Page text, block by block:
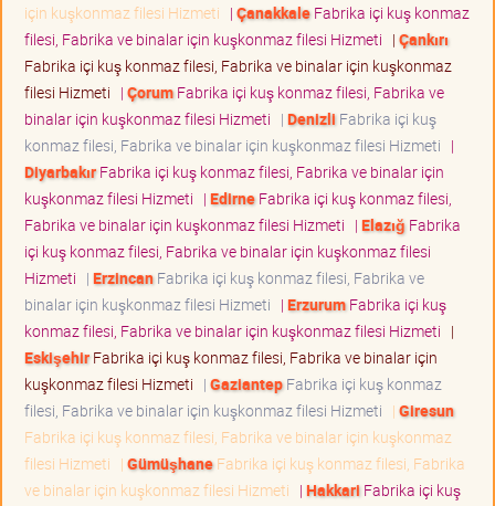
için kuşkonmaz filesi Hizmeti | ÇanakkaleFabrika içi kuş konmaz
filesi, Fabrika ve binalar için kuşkonmaz filesi Hizmeti | Çankırı
Fabrika içi kuş konmaz filesi, Fabrika ve binalar için kuşkonmaz
filesi Hizmeti | ÇorumFabrika içi kuş konmaz filesi, Fabrika ve
binalar için kuşkonmaz filesi Hizmeti | Denizli Fabrika içi kuş
konmaz filesi, Fabrika ve binalar için kuşkonmaz filesi Hizmeti |
DiyarbakırFabrika içi kuş konmaz filesi, Fabrika ve binalar için
kuşkonmaz filesi Hizmeti | EdirneFabrika içi kuş konmaz filesi,
Fabrika ve binalar için kuşkonmaz filesi Hizmeti | Elazığ Fabrika
içi kuş konmaz filesi, Fabrika ve binalar için kuşkonmaz filesi
Hizmeti | ErzincanFabrika içi kuş konmaz filesi, Fabrika ve
binalar için kuşkonmaz filesi Hizmeti | ErzurumFabrika içi kuş
konmaz filesi, Fabrika ve binalar için kuşkonmaz filesi Hizmeti |
EskişehirFabrika içi kuş konmaz filesi, Fabrika ve binalar için
kuşkonmaz filesi Hizmeti | GaziantepFabrika içi kuş konmaz
filesi, Fabrika ve binalar için kuşkonmaz filesi Hizmeti | Giresun
Fabrika içi kuş konmaz filesi, Fabrika ve binalar için kuşkonmaz
filesi Hizmeti | GümüşhaneFabrika içi kuş konmaz filesi, Fabrika
ve binalar için kuşkonmaz filesi Hizmeti | Hakkari Fabrika içi kuş